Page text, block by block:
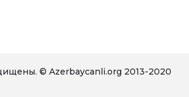
© Azerbaycanli.org 2013-2020